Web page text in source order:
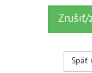
Zrušiť/
Späť